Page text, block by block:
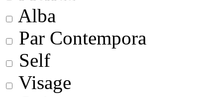
Alba
Par Contempora
Self
Visage